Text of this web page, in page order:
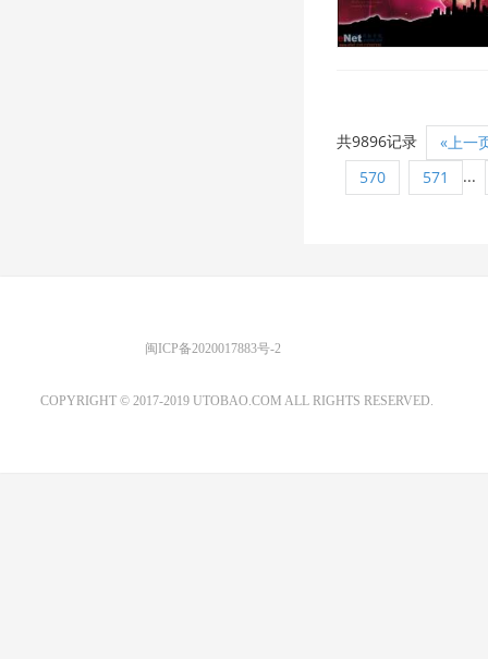
共9896记录
«上一
570
571 ...
闽ICP备2020017883号-2
COPYRIGHT © 2017-2019 UTOBAO.COM ALL RIGHTS RESERVED.